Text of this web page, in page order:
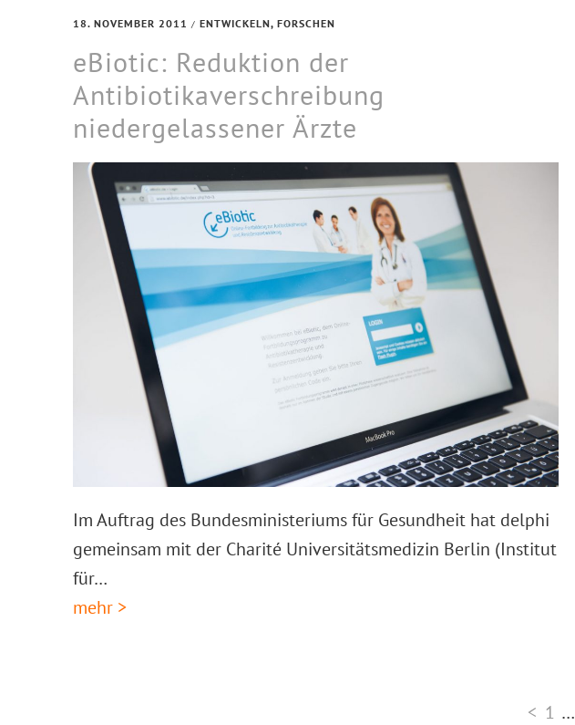
18. NOVEMBER 2011 / ENTWICKELN, FORSCHEN
eBiotic: Reduktion der
Antibiotikaverschreibung
niedergelassener Ärzte
Im Auftrag des Bundesministeriums für Gesundheit hat delphi
gemeinsam mit der Charité Universitätsmedizin Berlin (Institut
für…
mehr >
< Go
1 …